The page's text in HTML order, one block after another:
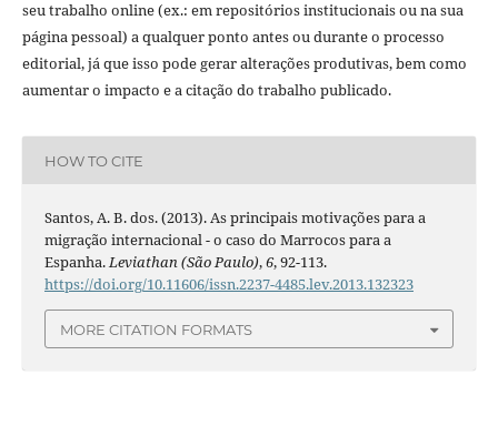
seu trabalho online (ex.: em repositórios institucionais ou na sua
página pessoal) a qualquer ponto antes ou durante o processo
editorial, já que isso pode gerar alterações produtivas, bem como
aumentar o impacto e a citação do trabalho publicado.
HOW TO CITE
Santos, A. B. dos. (2013). As principais motivações para a
migração internacional - o caso do Marrocos para a
Espanha.Leviathan (São Paulo),6, 92-113.
https://doi.org/10.11606/issn.2237-4485.lev.2013.132323
MORE CITATION FORMATS